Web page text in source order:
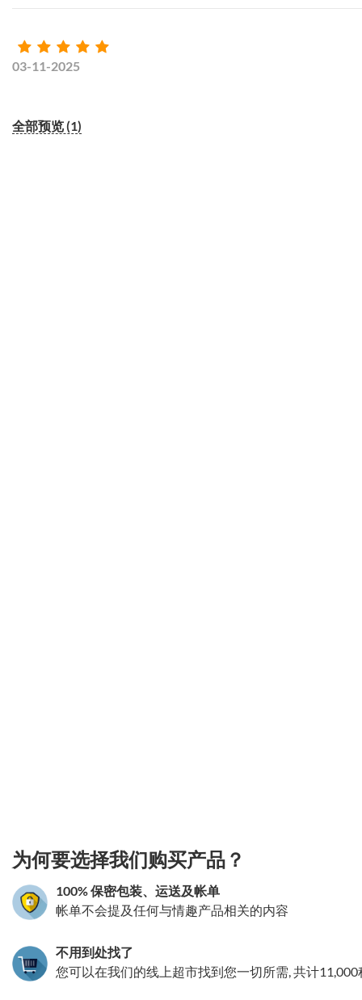
03-11-2025
全部预览 (1)
为何要选择我们购买产品？
100% 保密包装、运送及帐单
帐单不会提及任何与情趣产品相关的内容
不用到处找了
您可以在我们的线上超市找到您一切所需, 共计11,000